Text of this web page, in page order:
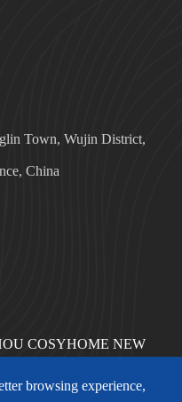
Town, Wujin District,
China
COSYHOME NEW
browsing experience,